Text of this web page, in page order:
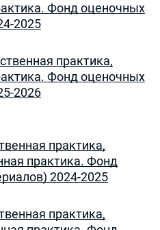
Фонд оценочных
2025
практика,
Фонд оценочных
2026
практика,
практика. Фонд
2024-2025
практика,